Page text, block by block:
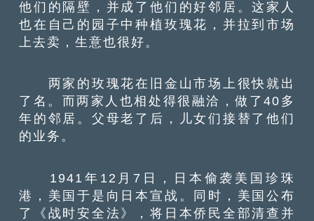
他们的隔壁，并成了他们的好邻居。这家人
也在自己的园子中种植玫瑰花，并拉到市场
上去卖，生意也很好。
两家的玫瑰花在旧金山市场上很快就出
了名。而两家人也相处得很融洽，做了40多
年的邻居。父母老了后，儿女们接替了他们
的业务。
1941年12月7日，日本偷袭美国珍珠
港，美国于是向日本宣战。同时，美国公布
了《战时安全法》，将日本侨民全部清查并